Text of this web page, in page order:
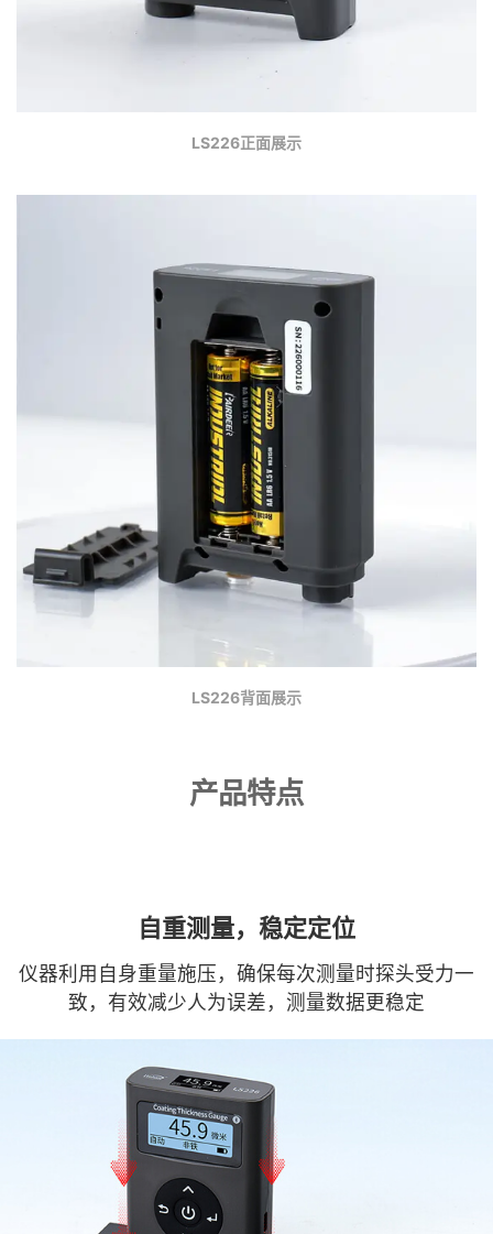
LS226正面展示
LS226背面展示
产品特点
自重测量，稳定定位
仪器利用自身重量施压，确保每次测量时探头受力一
致，有效减少人为误差，测量数据更稳定